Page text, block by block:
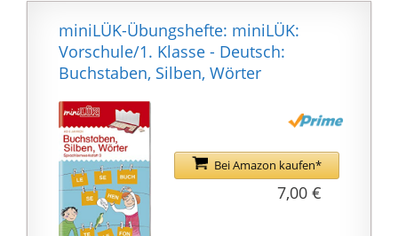
miniLÜK-Übungshefte: miniLÜK:
Vorschule/1. Klasse - Deutsch:
Buchstaben, Silben, Wörter
Bei Amazon kaufen*
7,00 €